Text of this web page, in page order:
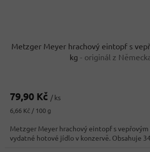
Metzger Meyer hrachový eintopf s
kg - originál z
79,90 Kč / ks
Měrná
6,66 Kč / 100 g
Metzger Meyer hrachový eintopf s vepřovým
vydatné hotové jídlo v konzervě. Obsahuje